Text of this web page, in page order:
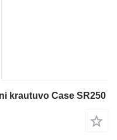
krautuvo Case SR250